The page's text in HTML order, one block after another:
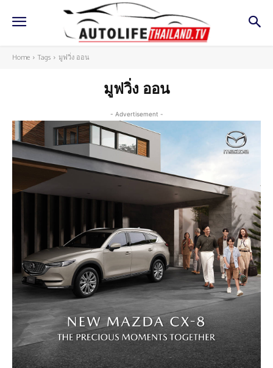
Home Tags มูฟวิ่ง ออน
มูฟวิ่ง ออน
- Advertisement -